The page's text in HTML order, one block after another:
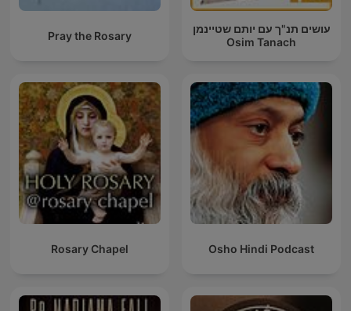
Pray the Rosary
עושים תנ"ך עם יותם שטיינמן
Osim Tanach
Rosary Chapel Osho Hindi Podcast